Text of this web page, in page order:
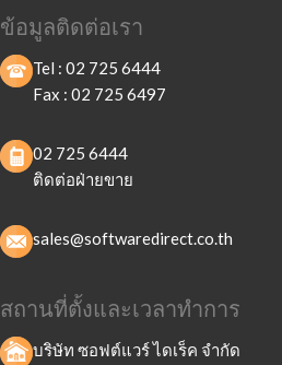
ข้อมูลติดต่อเรา
Tel : 02 725 6444
Fax : 02 725 6497
02 725 6444
ติดต่อฝ่ายขาย
sales@softwaredirect.co.th
สถานที่ตั้งและเวลาทำการ
บริษัท ซอฟต์แวร์ ไดเร็ค จำกัด